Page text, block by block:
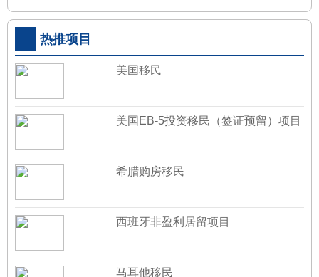
热推项目
美国移民
美国EB-5投资移民（签证预留）项目
希腊购房移民
西班牙非盈利居留项目
马耳他移民